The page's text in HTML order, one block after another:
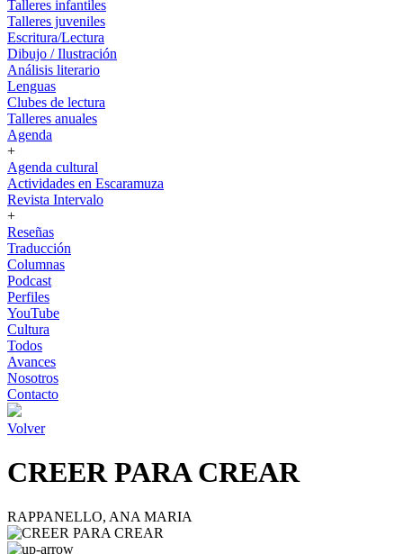
Talleres infantiles
Talleres juveniles
Escritura/Lectura
Dibujo / Ilustración
Análisis literario
Lenguas
Clubes de lectura
Talleres anuales
Agenda
+
Agenda cultural
Actividades en Escaramuza
Revista Intervalo
+
Reseñas
Traducción
Columnas
Podcast
Perfiles
YouTube
Cultura
Todos
Avances
Nosotros
Contacto
Volver
CREER PARA CREAR
RAPPANELLO, ANA MARIA